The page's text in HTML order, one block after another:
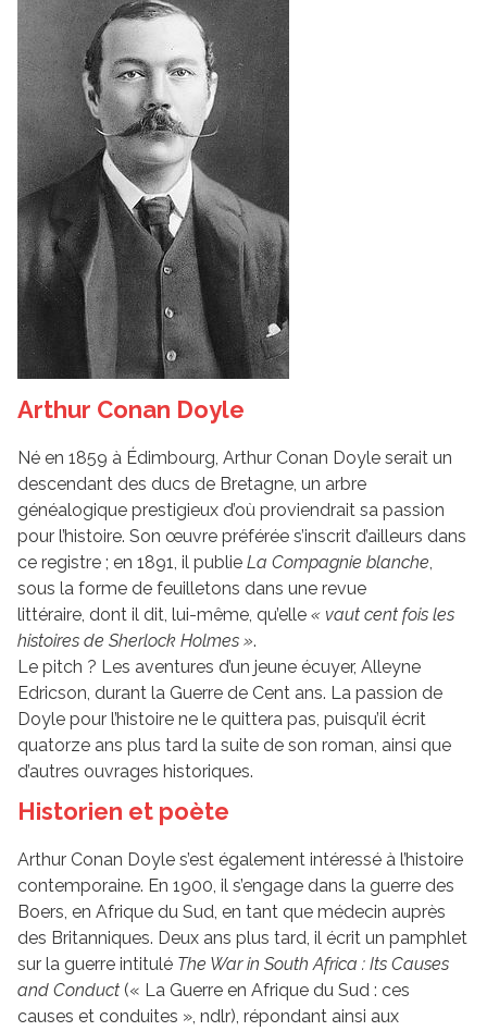
Arthur Conan Doyle
Né en 1859 à Édimbourg, Arthur Conan Doyle serait un
descendant des ducs de Bretagne, un arbre
généalogique prestigieux d’où proviendrait sa passion
pour l’histoire. Son œuvre préférée s’inscrit d’ailleurs dans
ce registre ; en 1891, il publie La Compagnie blanche,
sous la forme de feuilletons dans une revue
littéraire, dont il dit, lui-même, qu’elle « vaut cent fois les
histoires de Sherlock Holmes ».
Le pitch ? Les aventures d’un jeune écuyer, Alleyne
Edricson, durant la Guerre de Cent ans. La passion de
Doyle pour l’histoire ne le quittera pas, puisqu’il écrit
quatorze ans plus tard la suite de son roman, ainsi que
d’autres ouvrages historiques.
Historien et poète
Arthur Conan Doyle s’est également intéressé à l’histoire
contemporaine. En 1900, il s’engage dans la guerre des
Boers, en Afrique du Sud, en tant que médecin auprès
des Britanniques. Deux ans plus tard, il écrit un pamphlet
sur la guerre intitulé The War in South Africa : Its Causes
and Conduct (« La Guerre en Afrique du Sud : ces
causes et conduites », ndlr), répondant ainsi aux